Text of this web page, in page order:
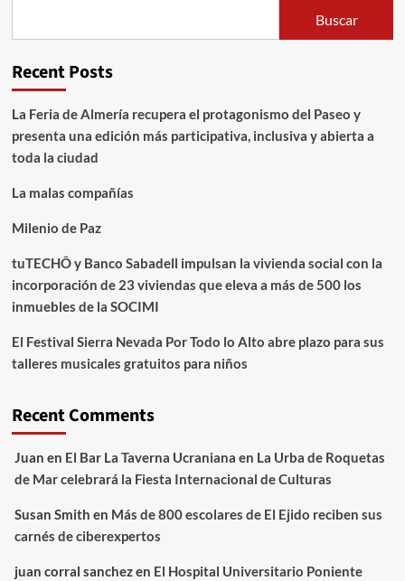
Buscar
Recent Posts
La Feria de Almería recupera el protagonismo del Paseo y
presenta una edición más participativa, inclusiva y abierta a
toda la ciudad
La malas compañías
Milenio de Paz
tuTECHÔ y Banco Sabadell impulsan la vivienda social con la
incorporación de 23 viviendas que eleva a más de 500 los
inmuebles de la SOCIMI
El Festival Sierra Nevada Por Todo lo Alto abre plazo para sus
talleres musicales gratuitos para niños
Recent Comments
Juan en El Bar La Taverna Ucraniana en La Urba de Roquetas
de Mar celebrará la Fiesta Internacional de Culturas
Susan Smith en Más de 800 escolares de El Ejido reciben sus
carnés de ciberexpertos
juan corral sanchezen El Hospital Universitario Poniente